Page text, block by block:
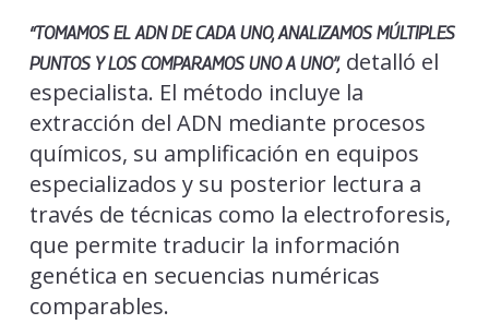
“TOMAMOS EL ADN DE CADA UNO, ANALIZAMOS MÚLTIPLES
PUNTOS Y LOS COMPARAMOS UNO A UNO”,detalló el
especialista. El método incluye la
extracción del ADN mediante procesos
químicos, su amplificación en equipos
especializados y su posterior lectura a
través de técnicas como la electroforesis,
que permite traducir la información
genética en secuencias numéricas
comparables.